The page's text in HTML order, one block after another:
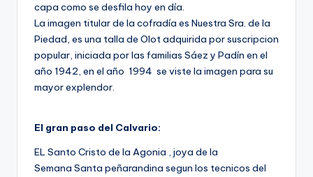
capa como se desfila hoy en día.
La imagen titular de la cofradía es Nuestra Sra. de la
Piedad, es una talla de Olot adquirida por suscripcion
popular, iniciada por las familias Sáez y Padín en el
año 1942, en el año 1994 se viste la imagen para su
mayor explendor.
El gran paso del Calvario:
EL Santo Cristo de la Agonia , joya de la
Semana Santa peñarandina segun los tecnicos del